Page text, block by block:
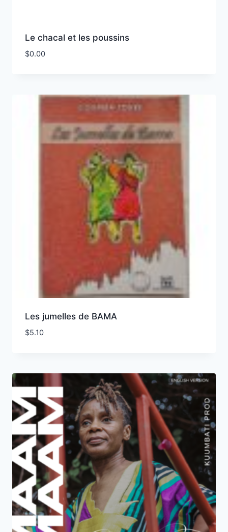
Le chacal et les poussins
$0.00
Les jumelles de BAMA
$5.10